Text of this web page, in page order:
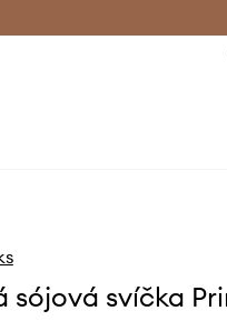
sójová svíčka